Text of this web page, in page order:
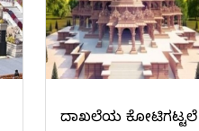
ದಾಖಲೆಯ ಕೋಟಿಗಟ್ಟಲೆ